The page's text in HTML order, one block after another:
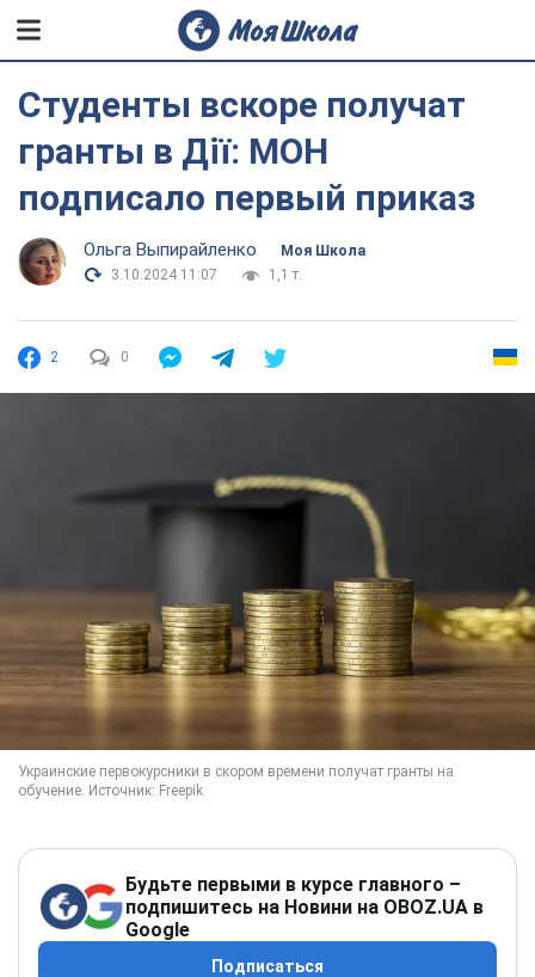
Студенты вскоре получат
гранты в Дії: МОН
подписало первый приказ
Ольга Выпирайленко
Моя Школа
3.10.2024 11:07
1,1 т.
2 0
Будьте первыми в курсе главного –
подпишитесь на Новини на OBOZ.UA в
Google
Подписаться